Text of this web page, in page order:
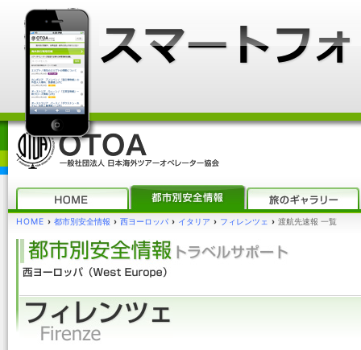
HOME › 都市別安全情報 › 西ヨーロッパ › イタリア › フィレンツェ › 渡航先速報 一覧